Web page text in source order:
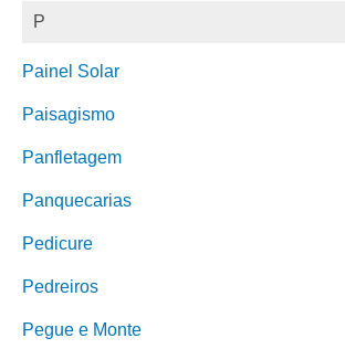
P
Painel Solar
Paisagismo
Panfletagem
Panquecarias
Pedicure
Pedreiros
Pegue e Monte